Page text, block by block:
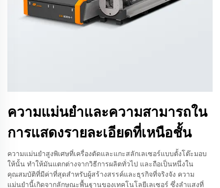
ความแม่นยำและความสามารถใน
การแสดงรายละเอียดที่เหนือชั้น
ความแม่นยำสูงพิเศษที่เครื่องตัดและแกะสลักเลเซอร์แบบตั้งโต๊ะมอบ
ให้นั้น ทำให้มันแตกต่างจากวิธีการผลิตทั่วไป และถือเป็นหนึ่งใน
คุณสมบัติที่มีค่าที่สุดสำหรับผู้สร้างสรรค์และธุรกิจที่จริงจัง ความ
แม่นยำนี้เกิดจากลักษณะพื้นฐานของเทคโนโลยีเลเซอร์ ซึ่งลำแสงที่